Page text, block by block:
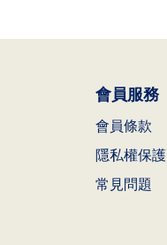
會員服務
會員條款
隱私權保護
常見問題